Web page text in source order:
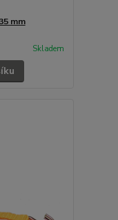
mm
Skladem